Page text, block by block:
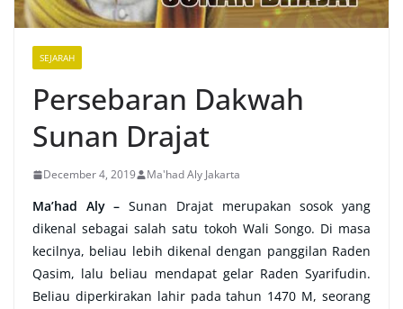
SEJARAH
Persebaran Dakwah
Sunan Drajat
December 4, 2019 Ma'had Aly Jakarta
Ma’had Aly –Sunan Drajat merupakan sosok yang
dikenal sebagai salah satu tokoh Wali Songo. Di masa
kecilnya, beliau lebih dikenal dengan panggilan Raden
Qasim, lalu beliau mendapat gelar Raden Syarifudin.
Beliau diperkirakan lahir pada tahun 1470 M, seorang